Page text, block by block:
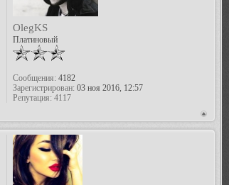
OlegKS
Платиновый
Сообщения:4182
Зарегистрирован:03 ноя 2016, 12:57
Репутация: 4117